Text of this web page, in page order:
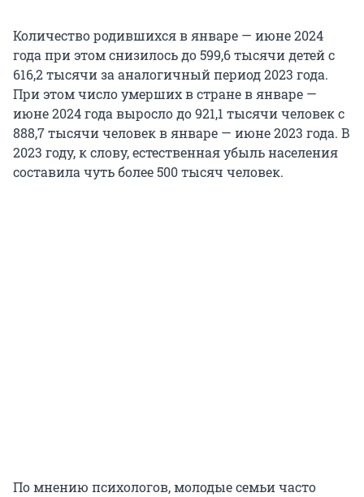
Количество родившихся в январе — июне 2024
года при этом снизилось до 599,6 тысячи детей с
616,2 тысячи за аналогичный период 2023 года.
При этом число умерших в стране в январе —
июне 2024 года выросло до 921,1 тысячи человек с
888,7 тысячи человек в январе — июне 2023 года. В
2023 году, к слову, естественная убыль населения
составила чуть более 500 тысяч человек.
По мнению психологов, молодые семьи часто